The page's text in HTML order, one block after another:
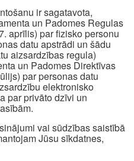
ir sagatavota,
un Padomes Regulas
aprīlis) par fizisko personu
datu apstrādi un šādu
aizsardzības regula)
un Padomes Direktīvas
par personas datu
elektronisko
par privāto dzīvi un
vai sūdzības saistībā
Jūsu sīkdatnes,